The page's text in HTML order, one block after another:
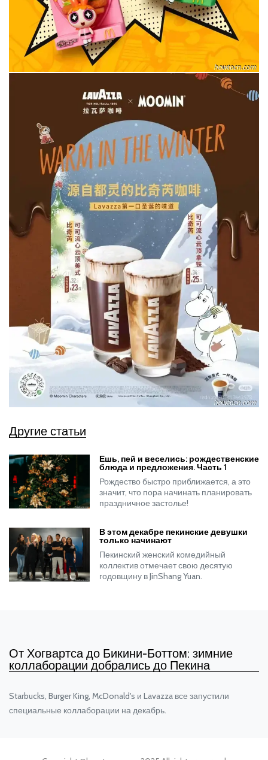
Другие статьи
Ешь, пей и веселись: рождественские
блюда и предложения. Часть 1
Рождество быстро приближается, а это
значит, что пора начинать планировать
праздничное застолье!
В этом декабре пекинские девушки
только начинают
Пекинский женский комедийный
коллектив отмечает свою десятую
годовщину в JinShang Yuan.
От Хогвартса до Бикини-Боттом: зимние
коллаборации добрались до Пекина
Starbucks, Burger King, McDonald's и Lavazza все запустили
специальные коллаборации на декабрь.